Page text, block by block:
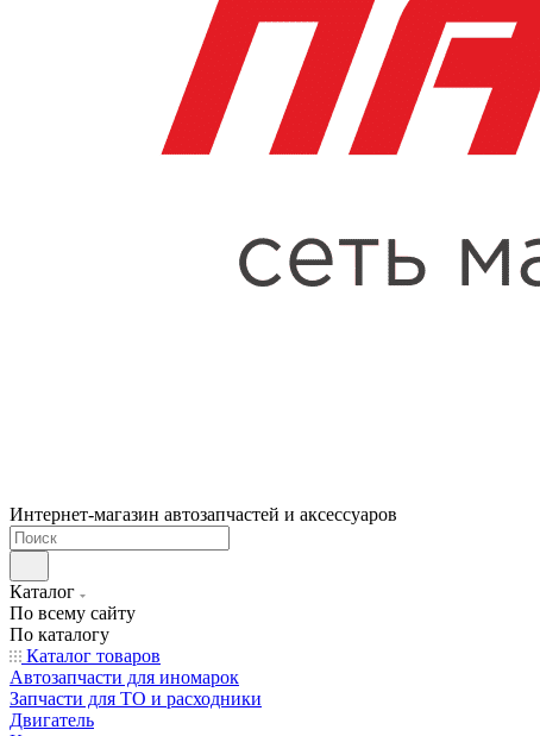
Интернет-магазин автозапчастей и аксессуаров
Каталог
По всему сайту
По каталогу
Каталог товаров
Автозапчасти для иномарок
Запчасти для ТО и расходники
Двигатель